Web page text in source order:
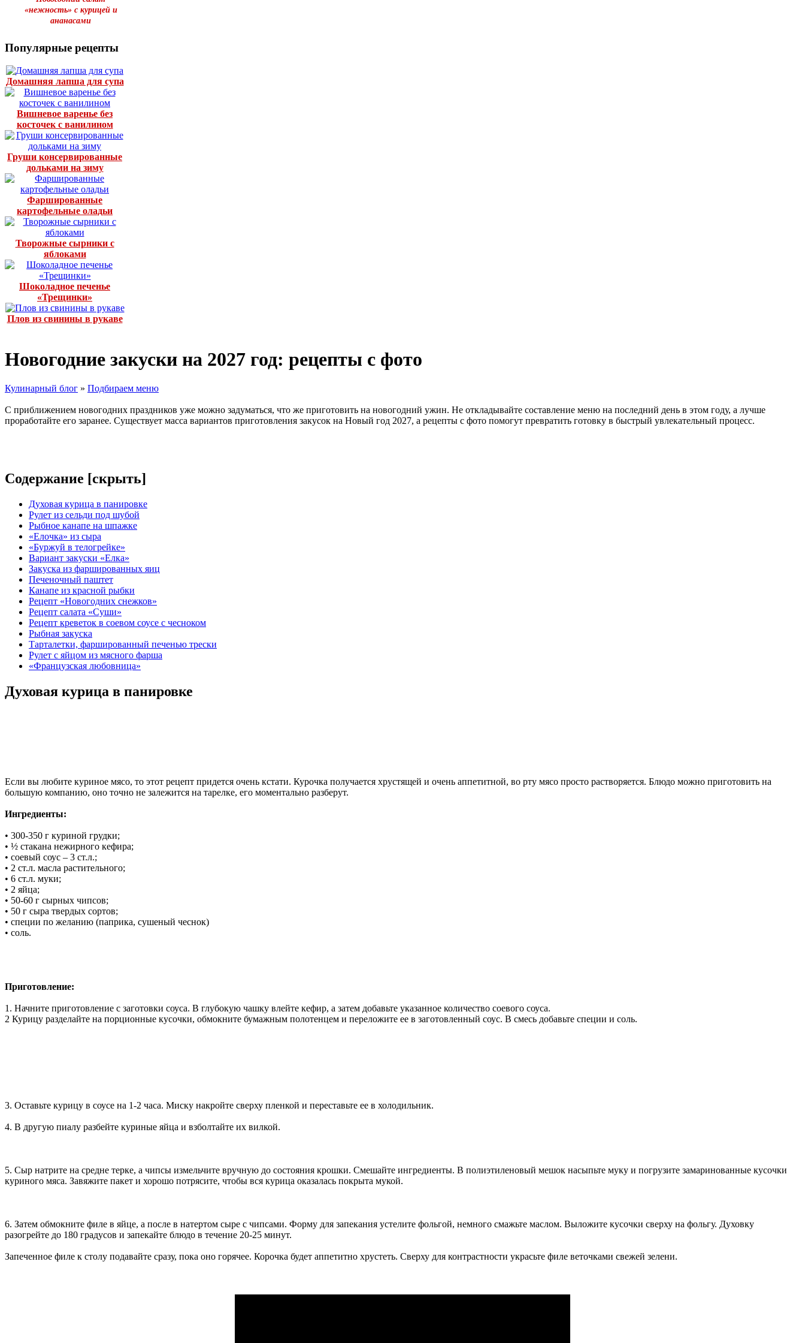
«нежность» с курицей и
ананасами
Популярные рецепты
Домашняя лапша для супа
Вишневое варенье без
косточек с ванилином
Груши консервированные
дольками на зиму
Фаршированные
картофельные оладьи
Творожные сырники с
яблоками
Шоколадное печенье
«Трещинки»
Плов из свинины в рукаве
Новогодние закуски на 2027 год: рецепты с фото
Кулинарный блог » Подбираем меню
С приближением новогодних праздников уже можно задуматься, что же приготовить на новогодний ужин. Не откладывайте составление меню на последний день в этом году, а лучше
проработайте его заранее. Существует масса вариантов приготовления закусок на Новый год 2027, а рецепты с фото помогут превратить готовку в быстрый увлекательный процесс.
Содержание [скрыть]
Духовая курица в панировке
Рулет из сельди под шубой
Рыбное канапе на шпажке
«Елочка» из сыра
«Буржуй в телогрейке»
Вариант закуски «Елка»
Закуска из фаршированных яиц
Печеночный паштет
Канапе из красной рыбки
Рецепт «Новогодних снежков»
Рецепт салата «Суши»
Рецепт креветок в соевом соусе с чесноком
Рыбная закуска
Тарталетки, фаршированный печенью трески
Рулет с яйцом из мясного фарша
«Французская любовница»
Духовая курица в панировке
Если вы любите куриное мясо, то этот рецепт придется очень кстати. Курочка получается хрустящей и очень аппетитной, во рту мясо просто растворяется. Блюдо можно приготовить на
большую компанию, оно точно не залежится на тарелке, его моментально разберут.
Ингредиенты:
• 300-350 г куриной грудки;
• ½ стакана нежирного кефира;
• соевый соус – 3 ст.л.;
• 2 ст.л. масла растительного;
• 6 ст.л. муки;
• 2 яйца;
• 50-60 г сырных чипсов;
• 50 г сыра твердых сортов;
• специи по желанию (паприка, сушеный чеснок)
• соль.
Приготовление:
1. Начните приготовление с заготовки соуса. В глубокую чашку влейте кефир, а затем добавьте указанное количество соевого соуса.
2 Курицу разделайте на порционные кусочки, обмокните бумажным полотенцем и переложите ее в заготовленный соус. В смесь добавьте специи и соль.
3. Оставьте курицу в соусе на 1-2 часа. Миску накройте сверху пленкой и переставьте ее в холодильник.
4. В другую пиалу разбейте куриные яйца и взболтайте их вилкой.
5. Сыр натрите на средне терке, а чипсы измельчите вручную до состояния крошки. Смешайте ингредиенты. В полиэтиленовый мешок насыпьте муку и погрузите замаринованные кусочки
куриного мяса. Завяжите пакет и хорошо потрясите, чтобы вся курица оказалась покрыта мукой.
6. Затем обмокните филе в яйце, а после в натертом сыре с чипсами. Форму для запекания устелите фольгой, немного смажьте маслом. Выложите кусочки сверху на фольгу. Духовку
разогрейте до 180 градусов и запекайте блюдо в течение 20-25 минут.
Запеченное филе к столу подавайте сразу, пока оно горячее. Корочка будет аппетитно хрустеть. Сверху для контрастности украсьте филе веточками свежей зелени.